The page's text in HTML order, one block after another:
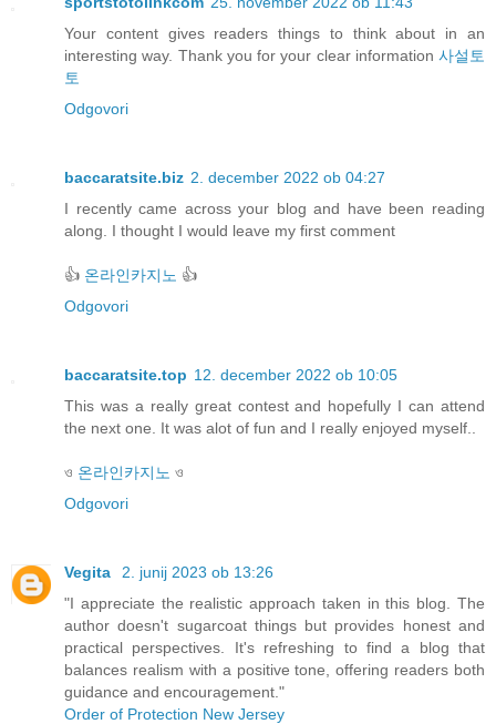
Your content gives readers things to think about in an
interesting way. Thank you for your clear information 사설토
토
Odgovori
baccaratsite.biz 2. december 2022 ob 04:27
I recently came across your blog and have been reading
along. I thought I would leave my first comment
👍 온라인카지노 👍
Odgovori
baccaratsite.top 12. december 2022 ob 10:05
This was a really great contest and hopefully I can attend
the next one. It was alot of fun and I really enjoyed myself..
ও 온라인카지노 ও
Odgovori
Vegita
2. junij 2023 ob 13:26
"I appreciate the realistic approach taken in this blog. The
author doesn't sugarcoat things but provides honest and
practical perspectives. It's refreshing to find a blog that
balances realism with a positive tone, offering readers both
guidance and encouragement."
Order of Protection New Jersey